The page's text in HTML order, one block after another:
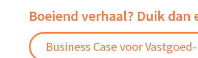
Boeiend verhaal? Duik
Business Case voor